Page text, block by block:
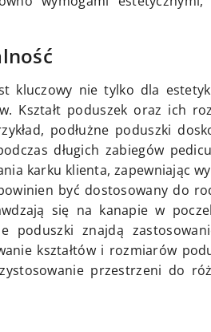
kluczowy nie tylko dla
Kształt poduszek oraz ich
podłużne poduszki
długich zabiegów
karku klienta, zapewniając
być dostosowany do
się na kanapie w
poduszki znajdą
kształtów i rozmiarów
przestrzeni do